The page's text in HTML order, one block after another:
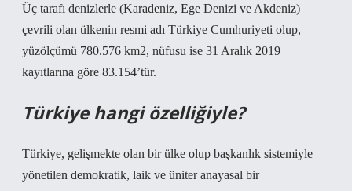
Üç tarafı denizlerle (Karadeniz, Ege Denizi ve Akdeniz)
çevrili olan ülkenin resmi adı Türkiye Cumhuriyeti olup,
yüzölçümü 780.576 km2, nüfusu ise 31 Aralık 2019
kayıtlarına göre 83.154’tür.
Türkiye hangi özelliğiyle?
Türkiye, gelişmekte olan bir ülke olup başkanlık sistemiyle
yönetilen demokratik, laik ve üniter anayasal bir